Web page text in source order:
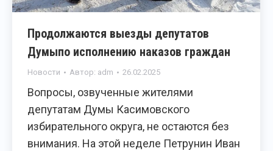
Продолжаются выезды депутатов
Думыпо исполнению наказов граждан
Новости Автор: adm 26.02.2025
Вопросы, озвученные жителями
депутатам Думы Касимовского
избирательного округа, не остаются без
внимания. На этой неделе Петрунин Иван